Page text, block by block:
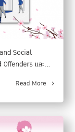
Social
และ
Read More